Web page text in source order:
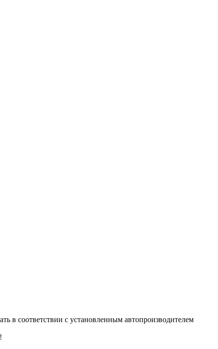
в соответствии с установленным автопроизводителем